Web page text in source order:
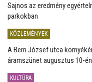
Sajnos az eredmény
parkokban
KÖZLEMÉNYEK
A Bem József utca
áramszünet augusztus 10-én
KULTÚRA